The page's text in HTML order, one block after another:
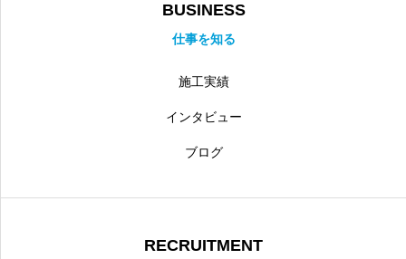
BUSINESS
仕事を知る
施工実績
インタビュー
ブログ
RECRUITMENT